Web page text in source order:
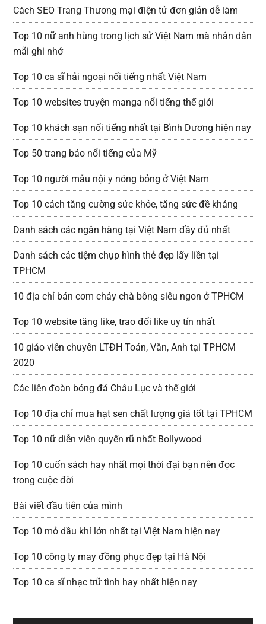
Cách SEO Trang Thương mại điện tử đơn giản dễ làm
Top 10 nữ anh hùng trong lịch sử Việt Nam mà nhân dân
mãi ghi nhớ
Top 10 ca sĩ hải ngoại nổi tiếng nhất Việt Nam
Top 10 websites truyện manga nổi tiếng thế giới
Top 10 khách sạn nổi tiếng nhất tại Bình Dương hiện nay
Top 50 trang báo nổi tiếng của Mỹ
Top 10 người mẫu nội y nóng bỏng ở Việt Nam
Top 10 cách tăng cường sức khỏe, tăng sức đề kháng
Danh sách các ngân hàng tại Việt Nam đầy đủ nhất
Danh sách các tiệm chụp hình thẻ đẹp lấy liền tại
TPHCM
10 địa chỉ bán cơm cháy chà bông siêu ngon ở TPHCM
Top 10 website tăng like, trao đổi like uy tín nhất
10 giáo viên chuyên LTĐH Toán, Văn, Anh tại TPHCM
2020
Các liên đoàn bóng đá Châu Lục và thế giới
Top 10 địa chỉ mua hạt sen chất lượng giá tốt tại TPHCM
Top 10 nữ diễn viên quyến rũ nhất Bollywood
Top 10 cuốn sách hay nhất mọi thời đại bạn nên đọc
trong cuộc đời
Bài viết đầu tiên của mình
Top 10 mỏ dầu khí lớn nhất tại Việt Nam hiện nay
Top 10 công ty may đồng phục đẹp tại Hà Nội
Top 10 ca sĩ nhạc trữ tình hay nhất hiện nay